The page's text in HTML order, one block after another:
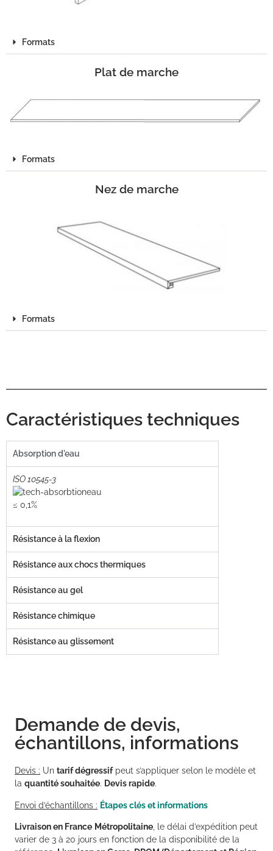
Formats
Plat de marche
Formats
Nez de marche
Formats
Caractéristiques techniques
Absorption d'eau
ISO 10545-3
≤ 0,1%
Résistance à la flexion
Résistance aux chocs thermiques
Résistance au gel
Résistance chimique
Résistance au glissement
Demande de devis,
échantillons, informations
Devis : Un tarif dégressifpeut s’appliquer selon le modèle et
la quantité souhaitée. Devis rapide.
Envoi d’échantillons : Étapes clés et informations
Livraison en France Métropolitaine , le délai d’expédition peut
varier de 3 à 20 jours en fonction de la disponibilité de la